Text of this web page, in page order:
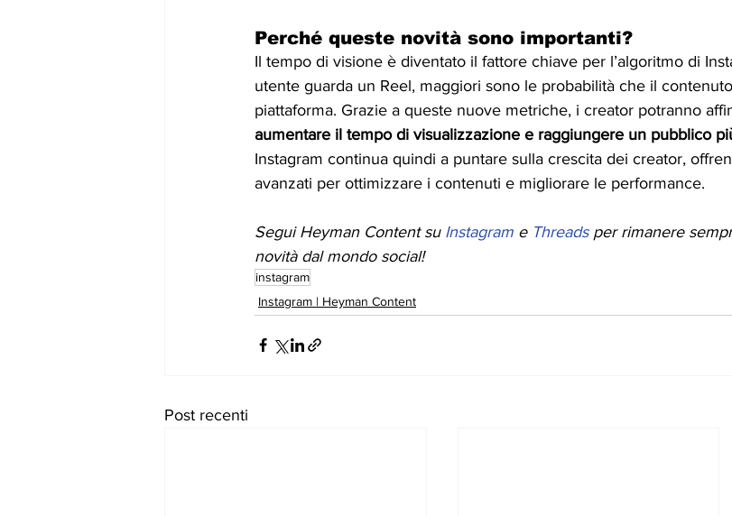
Perché queste novità sono importanti?
Il tempo di visione è diventato il fattore chiave per l’algoritmo di
utente guarda un Reel, maggiori sono le probabilità che il
piattaforma. Grazie a queste nuove metriche, i creator potranno
aumentare il tempo di visualizzazione e raggiungere un pubblico
Instagram continua quindi a puntare sulla crescita dei creator,
avanzati per ottimizzare i contenuti e migliorare le performance.
Segui Heyman Content su Instagram e Threads per rimanere
novità dal mondo social!
instagram
Instagram | Heyman Content
Post recenti